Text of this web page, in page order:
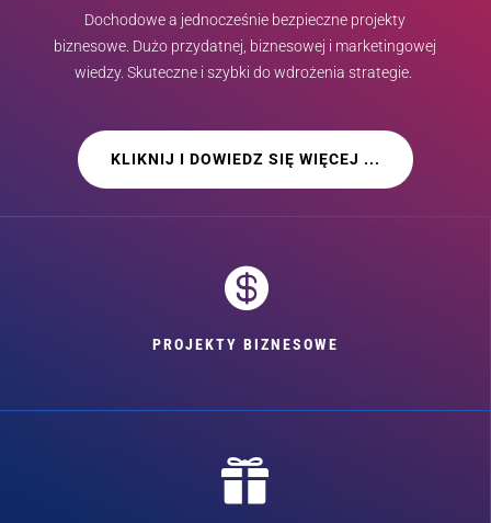
Dochodowe a jednocześnie bezpieczne projekty
biznesowe. Dużo przydatnej, biznesowej i marketingowej
wiedzy. Skuteczne i szybki do wdrożenia strategie.
KLIKNIJ I DOWIEDZ SIĘ WIĘCEJ ...

PROJEKTY BIZNESOWE
